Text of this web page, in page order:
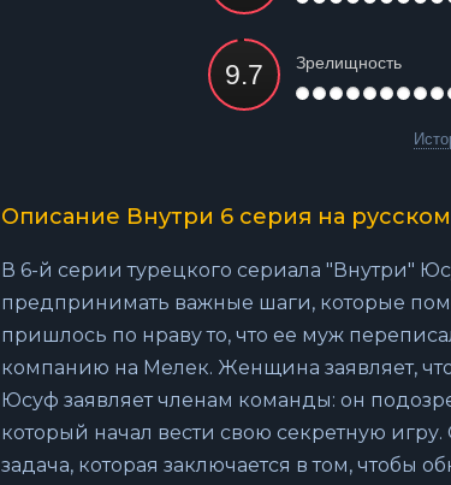
Зрелищность
Описание Внутри 6 серия на русском
В 6-й серии турецкого сериала "Внутри"
предпринимать важные шаги, которые
пришлось по нраву то, что ее муж
компанию на Мелек. Женщина заявляет,
Юсуф заявляет членам команды: он
который начал вести свою секретную
задача, которая заключается в том, чтобы